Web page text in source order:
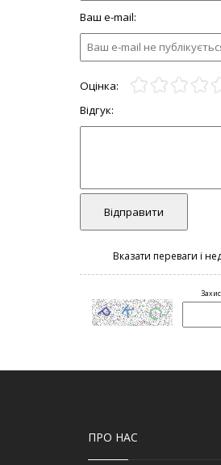
ПРО НАС